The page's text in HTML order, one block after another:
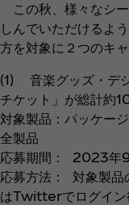
この秋、様々なシ
しんでいただけるよ
方を対象に２つのキ
(1) 音楽グッズ・デ
チケット」が総計約
対象製品：パッケー
全製品
応募期間： 2023年9
応募方法： 対象製品
はTwitterでログイン